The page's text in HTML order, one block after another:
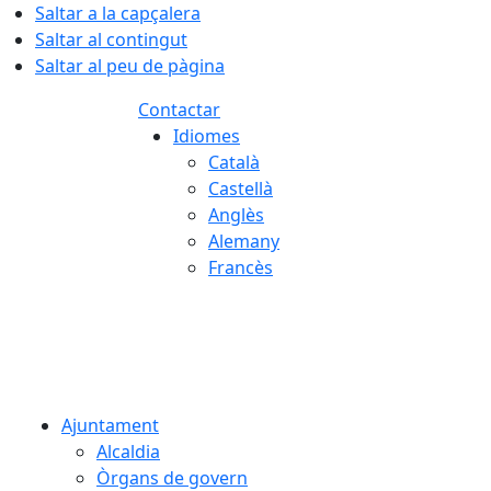
Saltar a la capçalera
Saltar al contingut
Saltar al peu de pàgina
Contactar
Idiomes
Català
Castellà
Anglès
Alemany
Francès
Ajuntament
Alcaldia
Òrgans de govern